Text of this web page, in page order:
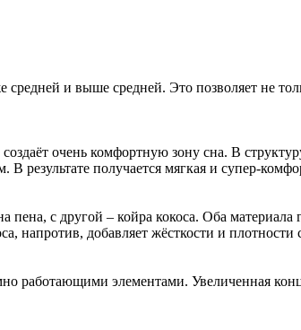
и выше средней. Это позволяет не
очень комфортную зону сна. В
получается мягкая и супер-
с другой – койра кокоса. Оба материала
напротив, добавляет жёсткости и плотности
элементами. Увеличенная